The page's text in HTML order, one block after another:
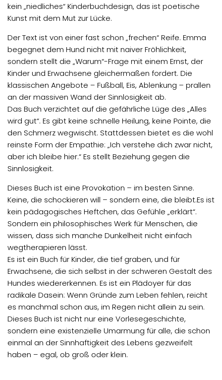
kein „niedliches“ Kinderbuchdesign, das ist poetische
Kunst mit dem Mut zur Lücke.
Der Text ist von einer fast schon „frechen“ Reife. Emma
begegnet dem Hund nicht mit naiver Fröhlichkeit,
sondern stellt die „Warum“-Frage mit einem Ernst, der
Kinder und Erwachsene gleichermaßen fordert. Die
klassischen Angebote – Fußball, Eis, Ablenkung – prallen
an der massiven Wand der Sinnlosigkeit ab.
Das Buch verzichtet auf die gefährliche Lüge des „Alles
wird gut“. Es gibt keine schnelle Heilung, keine Pointe, die
den Schmerz wegwischt. Stattdessen bietet es die wohl
reinste Form der Empathie: „Ich verstehe dich zwar nicht,
aber ich bleibe hier.“ Es stellt Beziehung gegen die
Sinnlosigkeit.
Dieses Buch ist eine Provokation – im besten Sinne.
Keine, die schockieren will – sondern eine, die bleibt.Es ist
kein pädagogisches Heftchen, das Gefühle „erklärt“.
Sondern ein philosophisches Werk für Menschen, die
wissen, dass sich manche Dunkelheit nicht einfach
wegtherapieren lässt.
Es ist ein Buch für Kinder, die tief graben, und für
Erwachsene, die sich selbst in der schweren Gestalt des
Hundes wiedererkennen. Es ist ein Plädoyer für das
radikale Dasein: Wenn Gründe zum Leben fehlen, reicht
es manchmal schon aus, im Regen nicht allein zu sein.
Dieses Buch ist nicht nur eine Vorlesegeschichte,
sondern eine existenzielle Umarmung für alle, die schon
einmal an der Sinnhaftigkeit des Lebens gezweifelt
haben – egal, ob groß oder klein.